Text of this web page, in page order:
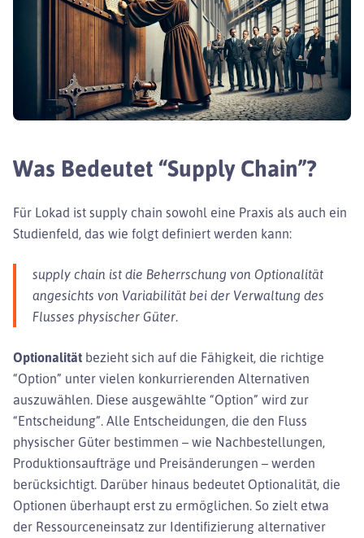
Was Bedeutet “Supply Chain”?
Für Lokad ist supply chain sowohl eine Praxis als auch ein
Studienfeld, das wie folgt definiert werden kann:
supply chain ist die Beherrschung von Optionalität
angesichts von Variabilität bei der Verwaltung des
Flusses physischer Güter.
Optionalität bezieht sich auf die Fähigkeit, die richtige
“Option” unter vielen konkurrierenden Alternativen
auszuwählen. Diese ausgewählte “Option” wird zur
“Entscheidung”. Alle Entscheidungen, die den Fluss
physischer Güter bestimmen – wie Nachbestellungen,
Produktionsaufträge und Preisänderungen – werden
berücksichtigt. Darüber hinaus bedeutet Optionalität, die
Optionen überhaupt erst zu ermöglichen. So zielt etwa
der Ressourceneinsatz zur Identifizierung alternativer